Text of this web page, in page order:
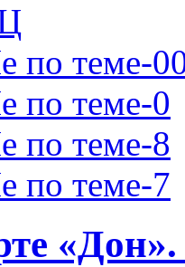
по теме-
по теме-0
по теме-8
по теме-7